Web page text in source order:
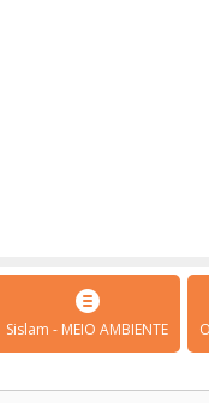
Sislam - MEIO AMBIENTE